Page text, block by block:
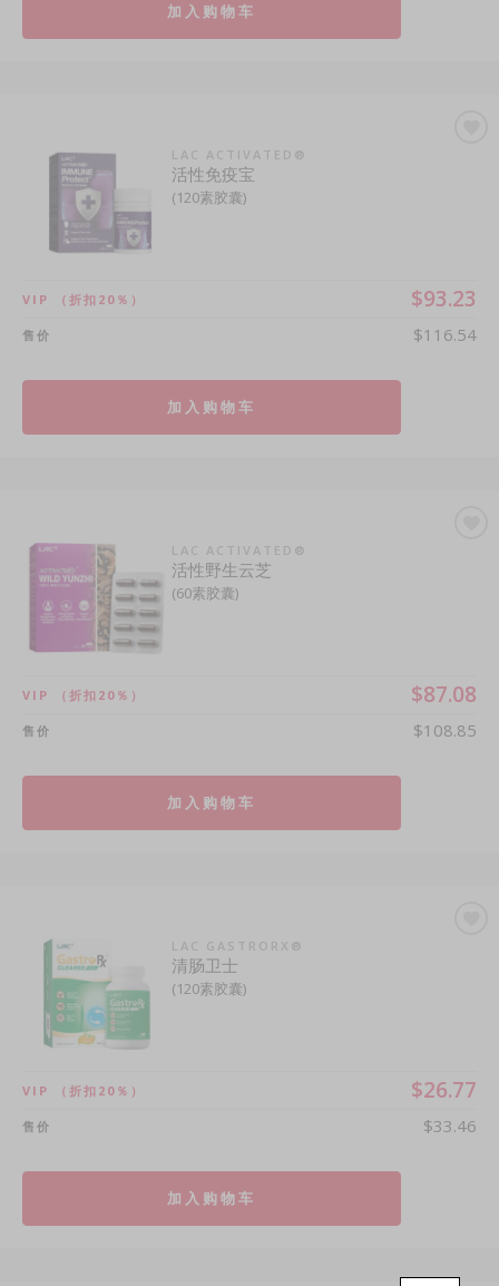
加入购物车
LAC ACTIVATED®
活性免疫宝
(120素胶囊)
VIP （折扣20％） $93.23
售价 $116.54
加入购物车
LAC ACTIVATED®
活性野生云芝
(60素胶囊)
VIP （折扣20％） $87.08
售价 $108.85
加入购物车
LAC GASTRORX®
清肠卫士
(120素胶囊)
VIP （折扣20％） $26.77
售价 $33.46
加入购物车